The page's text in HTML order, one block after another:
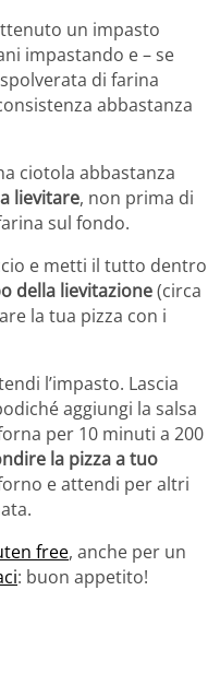
un impasto
impastando e – se
di farina
abbastanza
ciotola abbastanza
lievitare, non prima di
sul fondo.
e metti il tutto dentro
della lievitazione(circa
la tua pizza con i
l’impasto. Lascia
aggiungi la salsa
per 10 minuti a 200
la pizza a tuo
e attendi per altri
free, anche per un
: buon appetito!